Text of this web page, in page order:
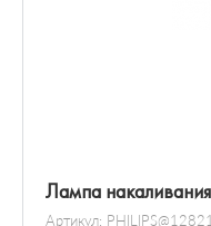
Лампа
Артикул: